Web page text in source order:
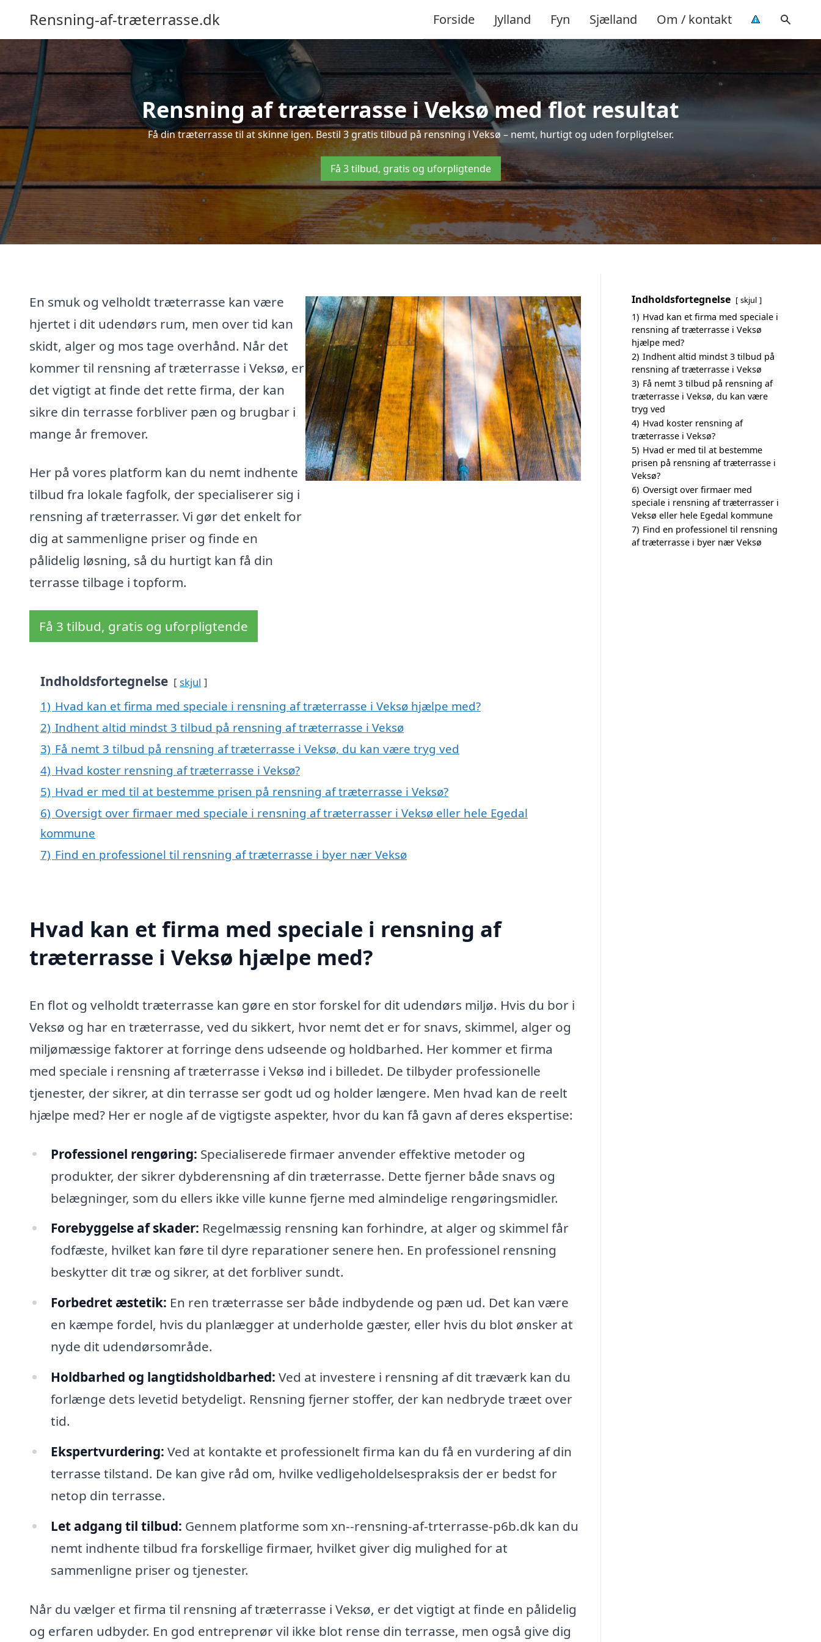
Rensning-af-træterrasse.dk Forside Jylland Fyn Sjælland Om / kontakt
Rensning af træterrasse i Veksø med flot resultat
Få din træterrasse til at skinne igen. Bestil 3 gratis tilbud på rensning i Veksø – nemt, hurtigt og uden forpligtelser.
Få 3 tilbud, gratis og uforpligtende
En smuk og velholdt træterrasse kan være
hjertet i dit udendørs rum, men over tid kan
skidt, alger og mos tage overhånd. Når det
kommer til rensning af træterrasse i Veksø, er
det vigtigt at finde det rette firma, der kan
sikre din terrasse forbliver pæn og brugbar i
mange år fremover.
Her på vores platform kan du nemt indhente
tilbud fra lokale fagfolk, der specialiserer sig i
rensning af træterrasser. Vi gør det enkelt for
dig at sammenligne priser og finde en
pålidelig løsning, så du hurtigt kan få din
terrasse tilbage i topform.
Få 3 tilbud, gratis og uforpligtende
Indholdsfortegnelse skjul
1) Hvad kan et firma med speciale i rensning af træterrasse i Veksø hjælpe med?
2) Indhent altid mindst 3 tilbud på rensning af træterrasse i Veksø
3) Få nemt 3 tilbud på rensning af træterrasse i Veksø, du kan være tryg ved
4) Hvad koster rensning af træterrasse i Veksø?
5) Hvad er med til at bestemme prisen på rensning af træterrasse i Veksø?
6) Oversigt over firmaer med speciale i rensning af træterrasser i Veksø eller hele Egedal
kommune
7) Find en professionel til rensning af træterrasse i byer nær Veksø
Hvad kan et firma med speciale i rensning af
træterrasse i Veksø hjælpe med?
En flot og velholdt træterrasse kan gøre en stor forskel for dit udendørs miljø. Hvis du bor i
Veksø og har en træterrasse, ved du sikkert, hvor nemt det er for snavs, skimmel, alger og
miljømæssige faktorer at forringe dens udseende og holdbarhed. Her kommer et firma
med speciale i rensning af træterrasse i Veksø ind i billedet. De tilbyder professionelle
tjenester, der sikrer, at din terrasse ser godt ud og holder længere. Men hvad kan de reelt
hjælpe med? Her er nogle af de vigtigste aspekter, hvor du kan få gavn af deres ekspertise:
Professionel rengøring: Specialiserede firmaer anvender effektive metoder og
produkter, der sikrer dybderensning af din træterrasse. Dette fjerner både snavs og
belægninger, som du ellers ikke ville kunne fjerne med almindelige rengøringsmidler.
Forebyggelse af skader: Regelmæssig rensning kan forhindre, at alger og skimmel får
fodfæste, hvilket kan føre til dyre reparationer senere hen. En professionel rensning
beskytter dit træ og sikrer, at det forbliver sundt.
Forbedret æstetik: En ren træterrasse ser både indbydende og pæn ud. Det kan være
en kæmpe fordel, hvis du planlægger at underholde gæster, eller hvis du blot ønsker at
nyde dit udendørsområde.
Holdbarhed og langtidsholdbarhed: Ved at investere i rensning af dit træværk kan du
forlænge dets levetid betydeligt. Rensning fjerner stoffer, der kan nedbryde træet over
tid.
Ekspertvurdering: Ved at kontakte et professionelt firma kan du få en vurdering af din
terrasse tilstand. De kan give råd om, hvilke vedligeholdelsespraksis der er bedst for
netop din terrasse.
Let adgang til tilbud: Gennem platforme som xn--rensning-af-trterrasse-p6b.dk kan du
nemt indhente tilbud fra forskellige firmaer, hvilket giver dig mulighed for at
sammenligne priser og tjenester.
Når du vælger et firma til rensning af træterrasse i Veksø, er det vigtigt at finde en pålidelig
og erfaren udbyder. En god entreprenør vil ikke blot rense din terrasse, men også give dig
Indholdsfortegnelse skjul
1) Hvad kan et firma med speciale i
rensning af træterrasse i Veksø
hjælpe med?
2) Indhent altid mindst 3 tilbud på
rensning af træterrasse i Veksø
3) Få nemt 3 tilbud på rensning af
træterrasse i Veksø, du kan være
tryg ved
4) Hvad koster rensning af
træterrasse i Veksø?
5) Hvad er med til at bestemme
prisen på rensning af træterrasse i
Veksø?
6) Oversigt over firmaer med
speciale i rensning af træterrasser i
Veksø eller hele Egedal kommune
7) Find en professionel til rensning
af træterrasse i byer nær Veksø